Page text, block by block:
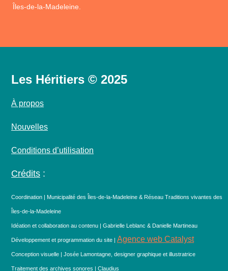
Îles-de-la-Madeleine.
Les Héritiers © 2025
À propos
Nouvelles
Conditions d’utilisation
Crédits :
Coordination | Municipalité des Îles-de-la-Madeleine & Réseau Traditions vivantes des
Îles-de-la-Madeleine
Idéation et collaboration au contenu | Gabrielle Leblanc & Danielle Martineau
Développement et programmation du site | Agence web Catalyst
Conception visuelle | Josée Lamontagne, designer graphique et illustratrice
Traitement des archives sonores | Claudius